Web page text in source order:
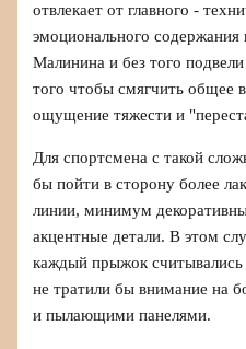
отвлекает от главного -
эмоционального
Малинина и без того
того чтобы смягчить общее
ощущение тяжести и
Для спортсмена с такой
бы пойти в сторону более
линии, минимум
акцентные детали. В этом
каждый прыжок считывались
не тратили бы внимание на
и пылающими панелями.